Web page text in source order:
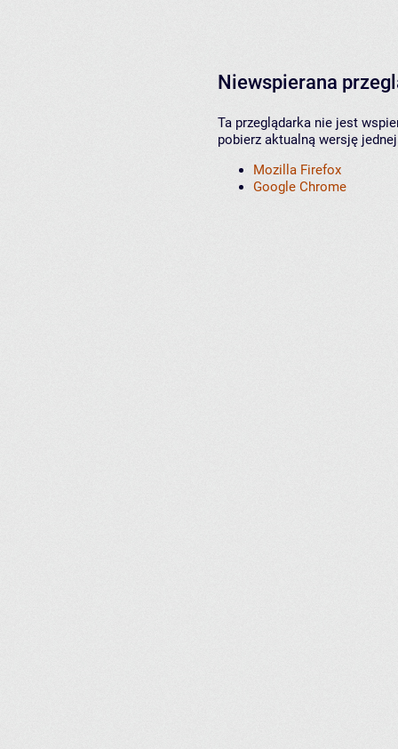
Niewspierana
Ta przeglądarka nie jest
pobierz aktualną wersję
Mozilla Firefox
Google Chrome